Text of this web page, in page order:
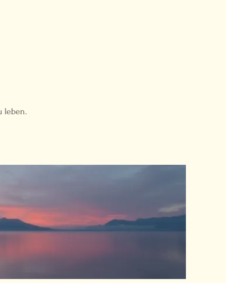
leben.